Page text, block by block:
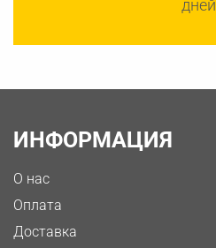
дней
ИНФОРМАЦИЯ
О нас
Оплата
Доставка